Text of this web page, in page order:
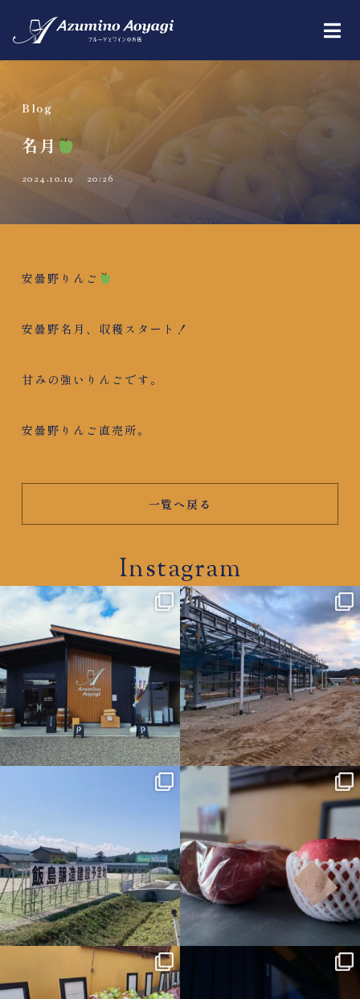
Blog
名月
2024.10.19 20:26
安曇野りんご
安曇野名月、収穫スタート！
甘みの強いりんごです。
安曇野りんご直売所。
一覧へ戻る
Instagram
azumino.aoyagi
11月 29
azumino.aoyagi
11月 27
11月 17
azumino.aoyagi
azumino.aoyagi azumino.aoyagi